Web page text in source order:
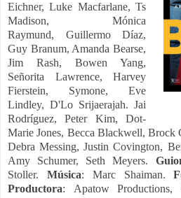
Eichner,Luke Macfarlane,Ts
Madison,Mónica
Raymund, Guillermo Díaz,
Guy Branum, Amanda Bearse,
Jim Rash, Bowen Yang,
Señorita Lawrence, Harvey
Fierstein, Symone, Eve
Lindley, D'Lo Srijaerajah. Jai
Rodríguez, Peter Kim, Dot-
Marie Jones, Becca Blackwell,Brock
Debra Messing, Justin Covington,
Amy Schumer, Seth Meyers.
Stoller. Música: Marc Shaiman.
Productora: Apatow Productions,